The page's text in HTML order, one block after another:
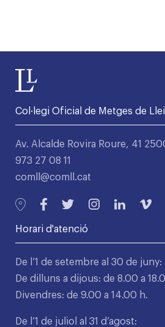
Col·legi Oficial de Metges de
Av. Alcalde Rovira Roure, 41
973 27 08 11
comll@comll.cat
Horari d'atenció
De l’1 de setembre al 30 de juny:
De dilluns a dijous: de 8.00 a
Divendres: de 9.00 a 14.00 h.
De l’1 de juliol al 31 d’agost: